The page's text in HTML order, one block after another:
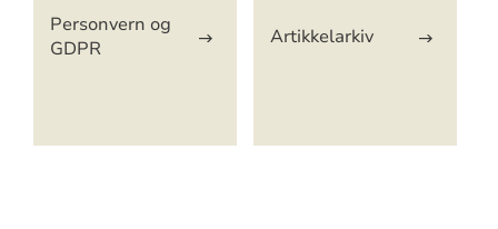
Personvern og
GDPR
Artikkelarkiv